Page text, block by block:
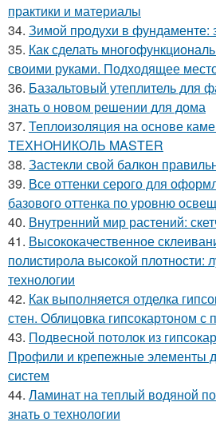
практики и материалы
34. Зимой продухи в фундаменте:
35. Как сделать
своими руками. Подходящее
36. Базальтовый утеплитель для
знать о новом решении для дома
37. Теплоизоляция на основе
ТЕХНОНИКОЛЬ MASTER
38. Застекли свой балкон
39. Все оттенки серого для
базового оттенка по уровню
40. Внутренний мир растений:
41. Высококачественное
полистирола высокой плотности:
технологии
42. Как выполняется отделка
стен. Облицовка гипсокартоном с
43. Подвесной потолок из
Профили и крепежные элементы
систем
44. Ламинат на теплый водяной
знать о технологии